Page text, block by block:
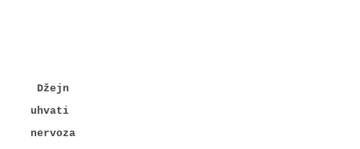
Džejn
uhvati
nervoza